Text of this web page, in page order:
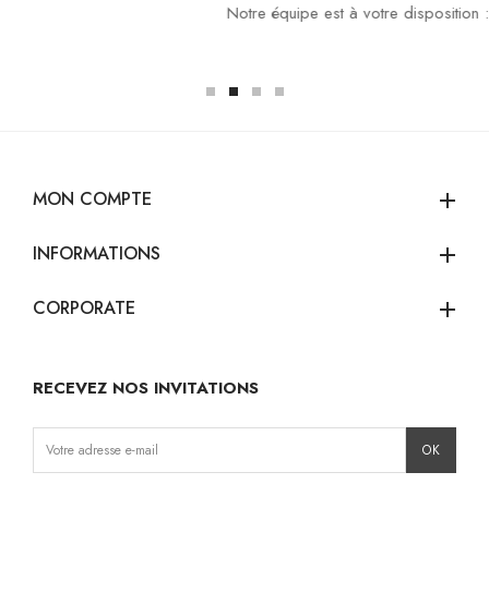
Notre équipe est à votre disposition : 04 94 94 97 80
MON COMPTE add
INFORMATIONS add
CORPORATE add
RECEVEZ NOS INVITATIONS